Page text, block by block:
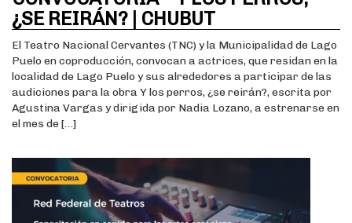
¿SE REIRÁN? | CHUBUT
El Teatro Nacional Cervantes (TNC) y la Municipalidad de Lago
Puelo en coproducción, convocan a actrices, que residan en la
localidad de Lago Puelo y sus alrededores a participar de las
audiciones para la obra Y los perros, ¿se reirán?, escrita por
Agustina Vargas y dirigida por Nadia Lozano, a estrenarse en
el mes de […]